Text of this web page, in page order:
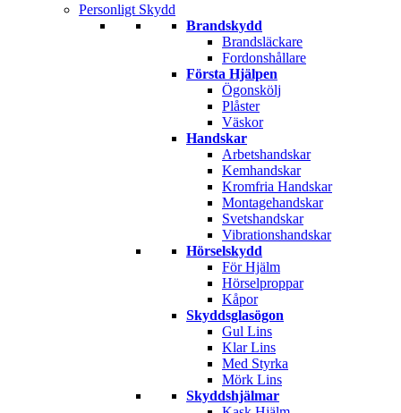
Personligt Skydd
Brandskydd
Brandsläckare
Fordonshållare
Första Hjälpen
Ögonskölj
Plåster
Väskor
Handskar
Arbetshandskar
Kemhandskar
Kromfria Handskar
Montagehandskar
Svetshandskar
Vibrationshandskar
Hörselskydd
För Hjälm
Hörselproppar
Kåpor
Skyddsglasögon
Gul Lins
Klar Lins
Med Styrka
Mörk Lins
Skyddshjälmar